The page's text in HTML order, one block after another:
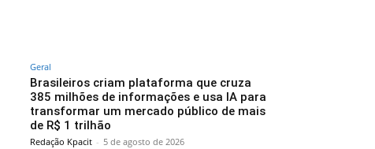
Geral
Brasileiros criam plataforma que cruza
385 milhões de informações e usa IA para
transformar um mercado público de mais
de R$ 1 trilhão
Redação Kpacit - 5 de agosto de 2026